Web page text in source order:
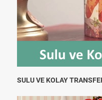
SULU VE KOLAY